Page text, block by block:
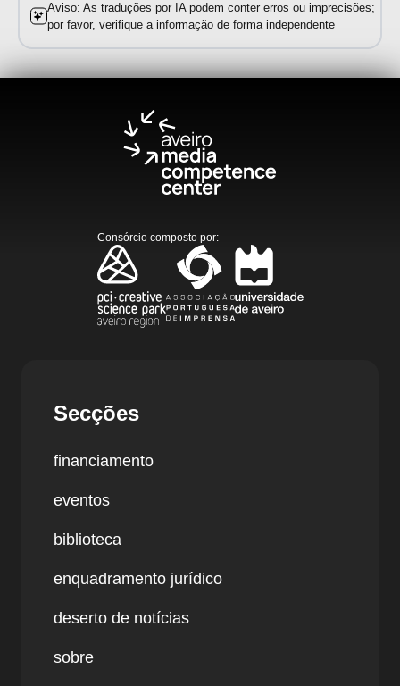
Aviso: As traduções por IA podem conter erros ou imprecisões;
por favor, verifique a informação de forma independente
Consórcio composto por:
Secções
financiamento
eventos
biblioteca
enquadramento jurídico
deserto de notícias
sobre